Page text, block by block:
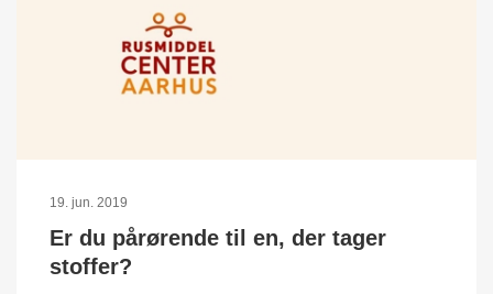
19. jun. 2019
Er du pårørende til en, der tager
stoffer?